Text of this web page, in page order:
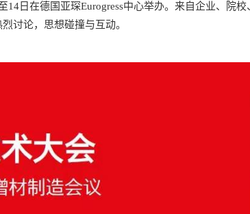
14日在德国亚琛Eurogress中心举办。来自企业、院
讨论，思想碰撞与互动。